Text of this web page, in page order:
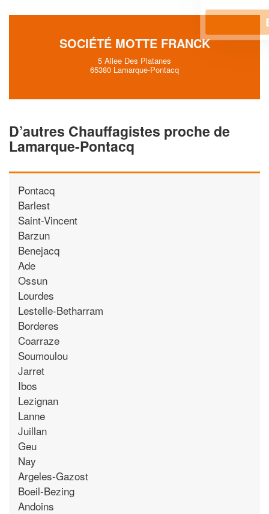
SOCIÉTÉ MOTTE FRANCK
5 Allee Des Platanes
65380 Lamarque-Pontacq
D’autres Chauffagistes proche de
Lamarque-Pontacq
Pontacq
Barlest
Saint-Vincent
Barzun
Benejacq
Ade
Ossun
Lourdes
Lestelle-Betharram
Borderes
Coarraze
Soumoulou
Jarret
Ibos
Lezignan
Lanne
Juillan
Geu
Nay
Argeles-Gazost
Boeil-Bezing
Andoins